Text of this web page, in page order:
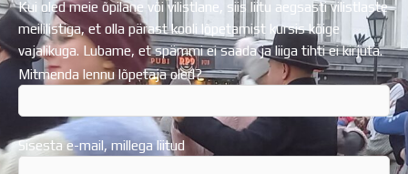
Kui oled meie õpilane või vilistlane, siis liitu aegsasti vilistlaste
meililistiga, et olla pärast kooli lõpetamist kursis kõige
vajalikuga. Lubame, et spämmi ei saada ja liiga tihti ei kirjuta.
Mitmenda lennu lõpetaja oled?
Sisesta e-mail, millega liitud